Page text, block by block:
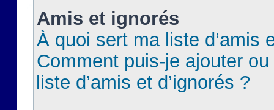
Amis et ignorés
À quoi sert ma liste d’amis
Comment puis-je ajouter
liste d’amis et d’ignorés ?